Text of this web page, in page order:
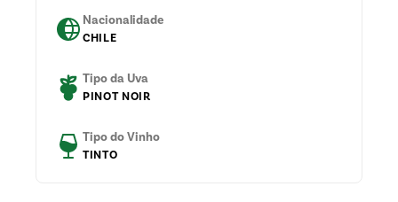
Nacionalidade
CHILE
Tipo da Uva
PINOT NOIR
Tipo do Vinho
TINTO